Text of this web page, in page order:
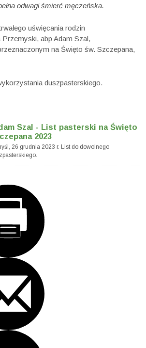
odwagi śmierć męczeńska.
uświęcania rodzin
abp Adam Szal,
na Święto św. Szczepana,
duszpasterskiego.
Szal - List pasterski na Święto
2023
26 grudnia 2023 r. List do dowolnego